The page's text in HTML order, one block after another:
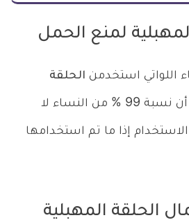
لمنع الحمل
اللواتي استخدمن الحلقة
أن نسبة 99 % من النساء لا
إذا ما تم استخدامها
الحلقة المهبلية